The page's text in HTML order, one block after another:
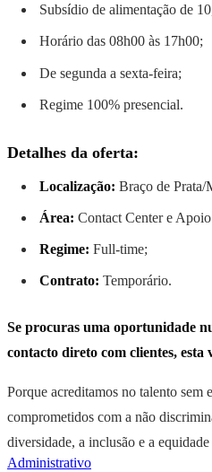
Subsídio de alimentação de
Horário das 08h00 às 17h00;
De segunda a sexta-feira;
Regime 100% presencial.
Detalhes da oferta:
Localização: Braço de
Área: Contact Center e
Regime: Full-time;
Contrato: Temporário.
Se procuras uma oportunidade
contacto direto com clientes, esta
Porque acreditamos no talento sem
comprometidos com a não
diversidade, a inclusão e a
Administrativo